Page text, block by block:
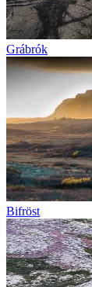
Grábrók
Bifröst